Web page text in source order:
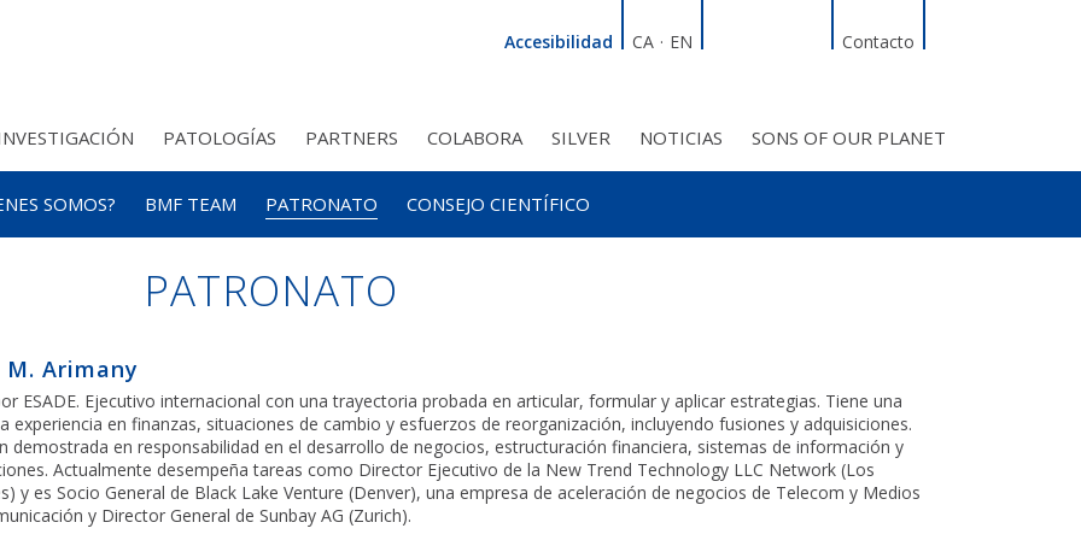
Accesibilidad
CA · EN Facebook
TwitterInstagram
Contacto
SOMOS? BMF TEAM PATRONATO CONSEJO CIENTÍFICO
PUBLICACIONES ENSAYOS CLÍNICOS OTROS PROYECTOS
PATOLOGÍAS
RETINOSIS PIGMENTARIA ENFERMEDAD DE STARGARDT
PARTNERS COLABORA
DONACIONES Y EMPRESAS HERENCIAS O LEGADOS OTRAS INICIATIVAS
SILVER
INTRODUCCIÓN APLICACIONES DISPOSITIVOS
NOTICIAS SONS OF OUR PLANET
PATRONATO
M. Arimany
ESADE. Ejecutivo internacional con una trayectoria probada en articular, formular y aplicar estrategias. Tiene una
experiencia en finanzas, situaciones de cambio y esfuerzos de reorganización, incluyendo fusiones y adquisiciones.
demostrada en responsabilidad en el desarrollo de negocios, estructuración financiera, sistemas de información y
Actualmente desempeña tareas como Director Ejecutivo de la New Trend Technology LLC Network (Los
y es Socio General de Black Lake Venture (Denver), una empresa de aceleración de negocios de Telecom y Medios
y Director General de Sunbay AG (Zurich).